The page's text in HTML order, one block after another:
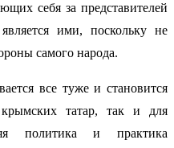
себя за представителей
ими, поскольку не
самого народа.
все туже и становится
татар, так и для
политика и практика